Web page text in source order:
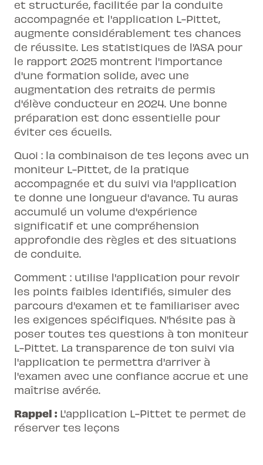
et structurée, facilitée par la conduite
accompagnée et l'application L-Pittet,
augmente considérablement tes chances
de réussite. Les statistiques de l'ASA pour
le rapport 2025 montrent l'importance
d'une formation solide, avec une
augmentation des retraits de permis
d'élève conducteur en 2024. Une bonne
préparation est donc essentielle pour
éviter ces écueils.
Quoi : la combinaison de tes leçons avec un
moniteur L-Pittet, de la pratique
accompagnée et du suivi via l'application
te donne une longueur d'avance. Tu auras
accumulé un volume d'expérience
significatif et une compréhension
approfondie des règles et des situations
de conduite.
Comment : utilise l'application pour revoir
les points faibles identifiés, simuler des
parcours d'examen et te familiariser avec
les exigences spécifiques. N'hésite pas à
poser toutes tes questions à ton moniteur
L-Pittet. La transparence de ton suivi via
l'application te permettra d'arriver à
l'examen avec une confiance accrue et une
maîtrise avérée.
Rappel : L'application L-Pittet te permet de
réserver tes leçons